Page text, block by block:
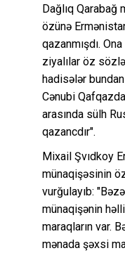
Dağlıq Qarabağ
özünə
qazanmışdı.
ziyalılar öz
hadisələr
Cənubi
arasında sülh
qazancdır".
Mixail Şvıdkoy
münaqişəsinin
vurğulayıb:
münaqişənin
maraqların var.
mənada şəxsi